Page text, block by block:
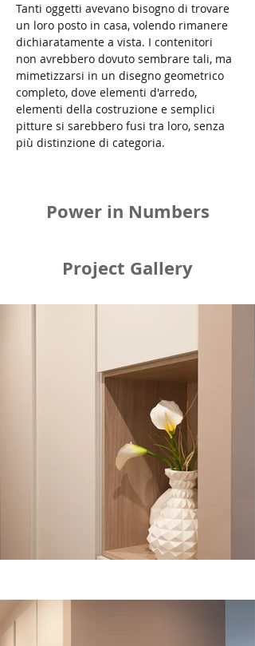
Tanti oggetti avevano bisogno di trovare
un loro posto in casa, volendo rimanere
dichiaratamente a vista. I contenitori
non avrebbero dovuto sembrare tali, ma
mimetizzarsi in un disegno geometrico
completo, dove elementi d'arredo,
elementi della costruzione e semplici
pitture si sarebbero fusi tra loro, senza
più distinzione di categoria.
Power in Numbers
Project Gallery